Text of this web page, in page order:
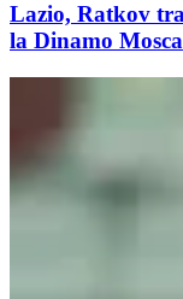
Lazio, Ratkov
la Dinamo Mosca